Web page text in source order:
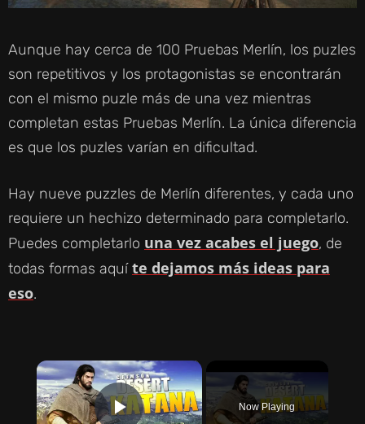
Aunque hay cerca de 100 Pruebas Merlín, los puzles
son repetitivos y los protagonistas se encontrarán
con el mismo puzle más de una vez mientras
completan estas Pruebas Merlín. La única diferencia
es que los puzles varían en dificultad.
Hay nueve puzzles de Merlín diferentes, y cada uno
requiere un hechizo determinado para completarlo.
Puedes completarlo una vez acabes el juego, de
todas formas aquíte dejamos más ideas para
eso.
×
Now Playing